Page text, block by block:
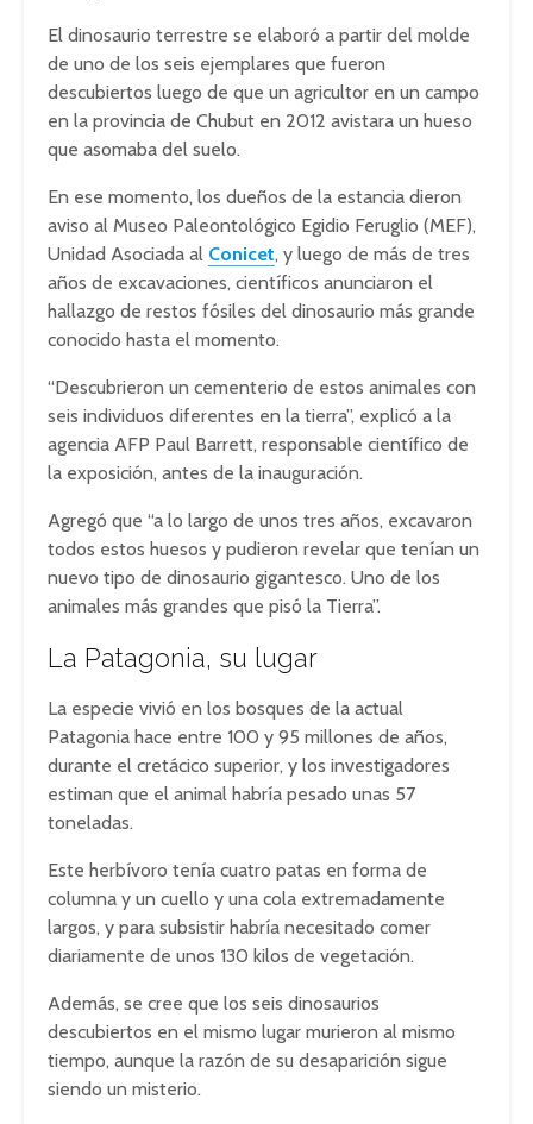
El dinosaurio terrestre se elaboró a partir del molde
de uno de los seis ejemplares que fueron
descubiertos luego de que un agricultor en un campo
en la provincia de Chubut en 2012 avistara un hueso
que asomaba del suelo.
En ese momento, los dueños de la estancia dieron
aviso al Museo Paleontológico Egidio Feruglio (MEF),
Unidad Asociada al Conicet, y luego de más de tres
años de excavaciones, científicos anunciaron el
hallazgo de restos fósiles del dinosaurio más grande
conocido hasta el momento.
“Descubrieron un cementerio de estos animales con
seis individuos diferentes en la tierra”, explicó a la
agencia AFP Paul Barrett, responsable científico de
la exposición, antes de la inauguración.
Agregó que “a lo largo de unos tres años, excavaron
todos estos huesos y pudieron revelar que tenían un
nuevo tipo de dinosaurio gigantesco. Uno de los
animales más grandes que pisó la Tierra”.
La Patagonia, su lugar
La especie vivió en los bosques de la actual
Patagonia hace entre 100 y 95 millones de años,
durante el cretácico superior, y los investigadores
estiman que el animal habría pesado unas 57
toneladas.
Este herbívoro tenía cuatro patas en forma de
columna y un cuello y una cola extremadamente
largos, y para subsistir habría necesitado comer
diariamente de unos 130 kilos de vegetación.
Además, se cree que los seis dinosaurios
descubiertos en el mismo lugar murieron al mismo
tiempo, aunque la razón de su desaparición sigue
siendo un misterio.